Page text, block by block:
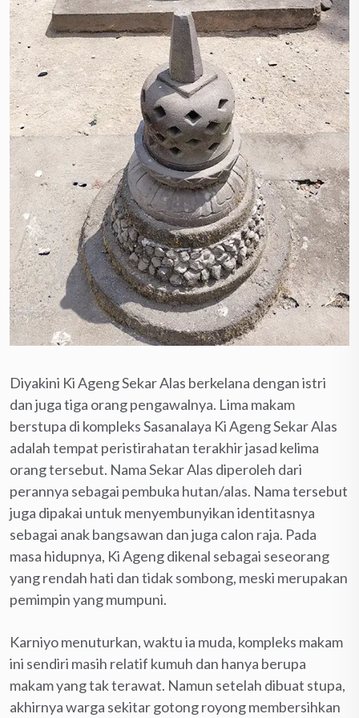
Diyakini Ki Ageng Sekar Alas berkelana dengan istri
dan juga tiga orang pengawalnya. Lima makam
berstupa di kompleks Sasanalaya Ki Ageng Sekar Alas
adalah tempat peristirahatan terakhir jasad kelima
orang tersebut. Nama Sekar Alas diperoleh dari
perannya sebagai pembuka hutan/alas. Nama tersebut
juga dipakai untuk menyembunyikan identitasnya
sebagai anak bangsawan dan juga calon raja. Pada
masa hidupnya, Ki Ageng dikenal sebagai seseorang
yang rendah hati dan tidak sombong, meski merupakan
pemimpin yang mumpuni.
Karniyo menuturkan, waktu ia muda, kompleks makam
ini sendiri masih relatif kumuh dan hanya berupa
makam yang tak terawat. Namun setelah dibuat stupa,
akhirnya warga sekitar gotong royong membersihkan